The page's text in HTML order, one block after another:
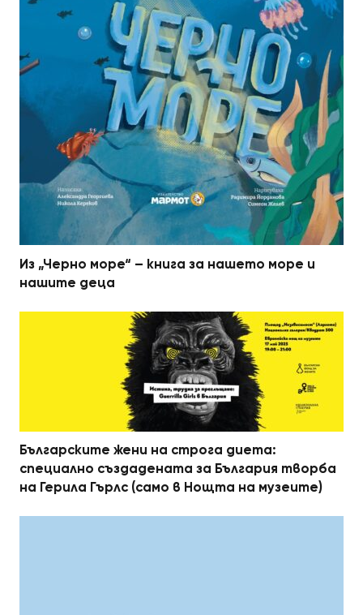
Из „Черно море“ – книга за нашето море и
нашите деца
Българските жени на строга диета:
специално създадената за България творба
на Герила Гърлс (само в Нощта на музеите)